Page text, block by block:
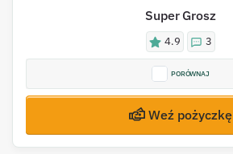
Super Grosz
4.9 3
PORÓWNAJ
Weź pożyczkę